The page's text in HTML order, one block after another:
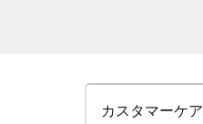
カスタマーケア